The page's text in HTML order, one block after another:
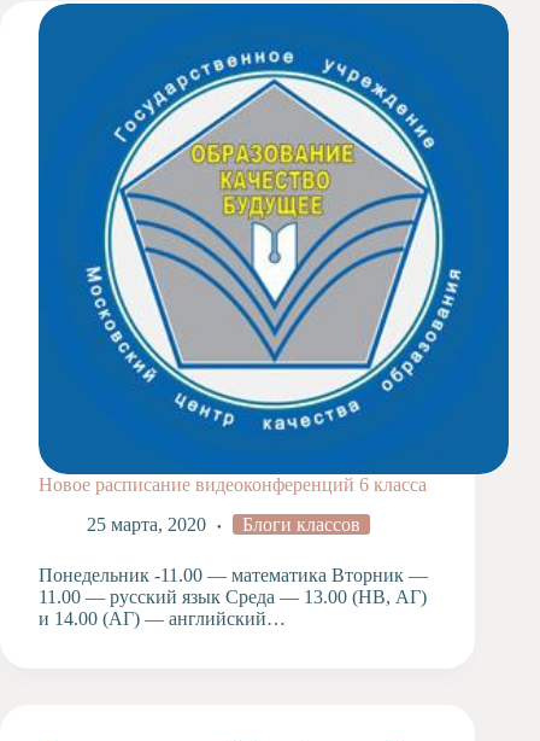
Новое расписание видеоконференций 6 класса
25 марта, 2020
Блоги классов
Понедельник -11.00 — математика Вторник —
11.00 — русский язык Среда — 13.00 (НВ, АГ)
и 14.00 (АГ) — английский…